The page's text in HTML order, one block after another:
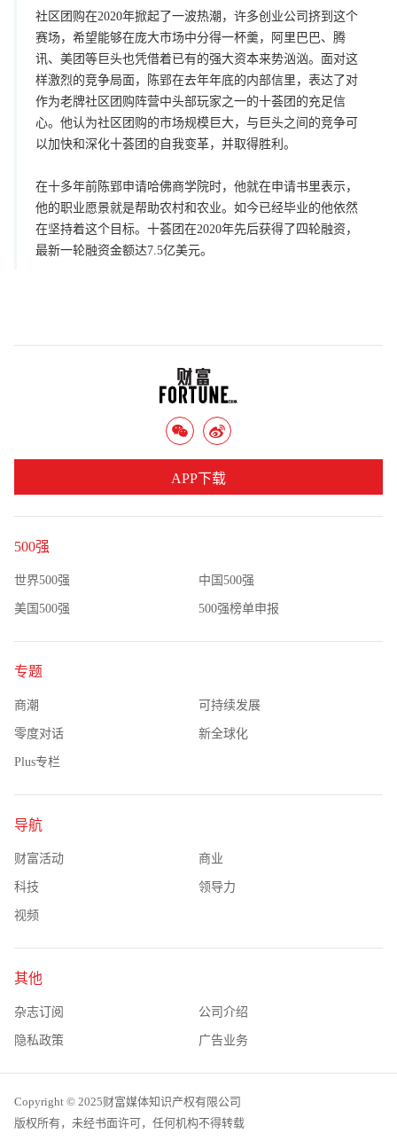
社区团购在2020年掀起了一波热潮，许多创业公司挤到这个
赛场，希望能够在庞大市场中分得一杯羹，阿里巴巴、腾
讯、美团等巨头也凭借着已有的强大资本来势汹汹。面对这
样激烈的竞争局面，陈郢在去年年底的内部信里，表达了对
作为老牌社区团购阵营中头部玩家之一的十荟团的充足信
心。他认为社区团购的市场规模巨大，与巨头之间的竞争可
以加快和深化十荟团的自我变革，并取得胜利。
在十多年前陈郢申请哈佛商学院时，他就在申请书里表示，
他的职业愿景就是帮助农村和农业。如今已经毕业的他依然
在坚持着这个目标。十荟团在2020年先后获得了四轮融资，
最新一轮融资金额达7.5亿美元。
500强
世界500强 中国500强
美国500强 500强榜单申报
专题
商潮 可持续发展
零度对话 新全球化
Plus专栏
导航
财富活动 商业
科技 领导力
视频
其他
杂志订阅 公司介绍
隐私政策 广告业务
APP下载
Copyright © 2025财富媒体知识产权有限公司
版权所有，未经书面许可，任何机构不得转载